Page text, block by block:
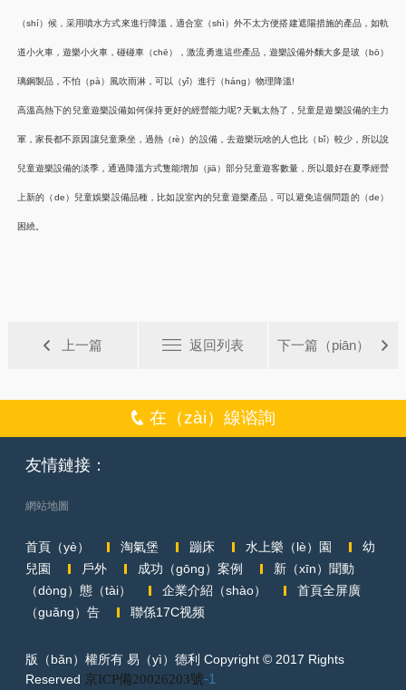
（shí）候，采用噴水方式來進行降溫，適合室（shì）外不太方便搭建遮陽措施的產品，如軌
道小火車，遊樂小火車，碰碰車（chē），激流勇進這些產品，遊樂設備外麵大多是玻（bō）
璃鋼製品，不怕（pà）風吹雨淋，可以（yǐ）進行（háng）物理降溫!
高溫高熱下的兒童遊樂設備如何保持更好的經營能力呢?天氣太熱了，兒童是遊樂設備的主力
軍，家長都不原因讓兒童乘坐，過熱（rè）的設備，去遊樂玩啥的人也比（bǐ）較少，所以說
兒童遊樂設備的淡季，通過降溫方式隻能增加（jiā）部分兒童遊客數量，所以最好在夏季經營
上新的（de）兒童娛樂設備品種，比如說室內的兒童遊樂產品，可以避免這個問題的（de）
困繞。
上一篇 返回列表 下一篇（piān）
在（zài）線谘詢
友情鏈接：
網站地圖
首頁（yè） 淘氣堡 蹦床 水上樂（lè）園
幼
兒園
戶外 成功（gōng）案例
新（xīn）聞動
（dòng）態（tài）
企業介紹（shào）
首頁全屏廣
（guǎng）告
聯係17C视频
版（bǎn）權所有 易（yì）德利 Copyright © 2017 Rights
Reserved 京ICP備20026203號-1